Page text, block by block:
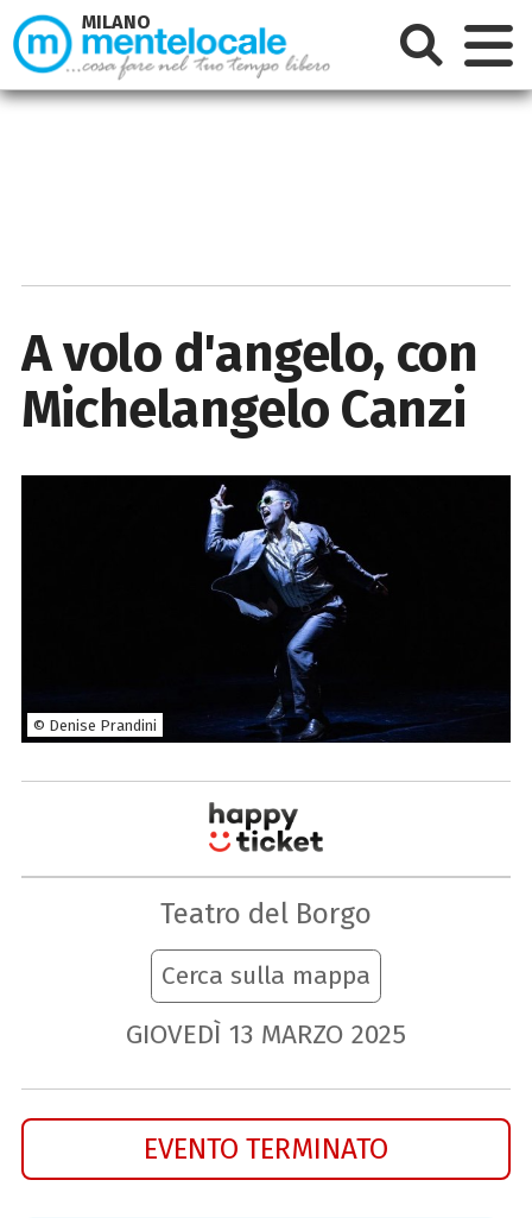
A volo d'angelo, con
Michelangelo Canzi
© Denise Prandini
Teatro del Borgo
Cerca sulla mappa
GIOVEDÌ 13 MARZO 2025
EVENTO TERMINATO
MILANO